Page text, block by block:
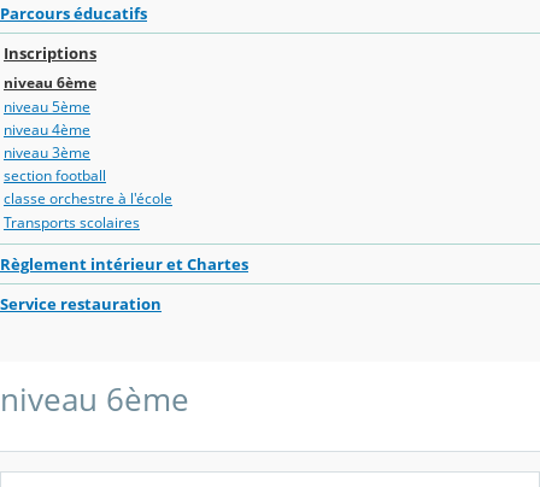
Parcours éducatifs
Inscriptions
niveau 6ème
niveau 5ème
niveau 4ème
niveau 3ème
section football
classe orchestre à l'école
Transports scolaires
Règlement intérieur et Chartes
Service restauration
niveau 6ème